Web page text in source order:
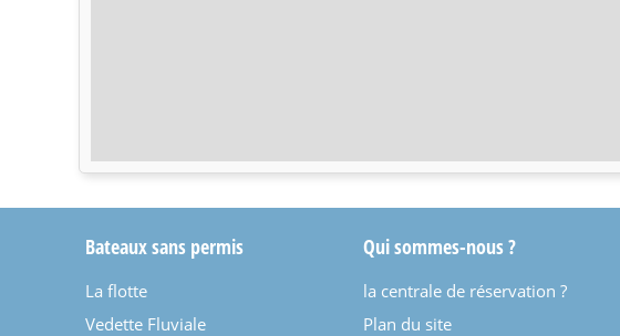
Bateaux sans permis
La flotte
Vedette Fluviale
Qui sommes-nous ?
la centrale de réservation ?
Plan du site